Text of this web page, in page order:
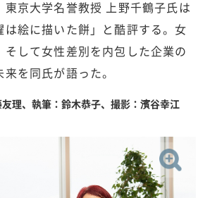
東京大学名誉教授 上野千鶴子氏は
は絵に描いた餅」と酷評する。女
して女性差別を内包した企業の
を同氏が語った。
理、執筆：鈴木恭子、撮影：濱谷幸江